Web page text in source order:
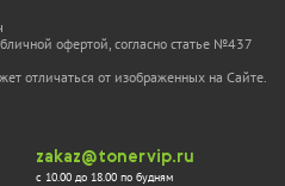
офертой, согласно статье №437
отличаться от изображенных на Сайте.
zakaz@tonervip.ru
с 10.00 до 18.00 по будням